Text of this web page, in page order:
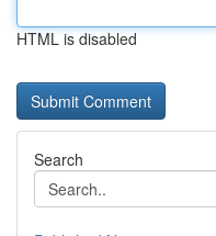
HTML is disabled
Search